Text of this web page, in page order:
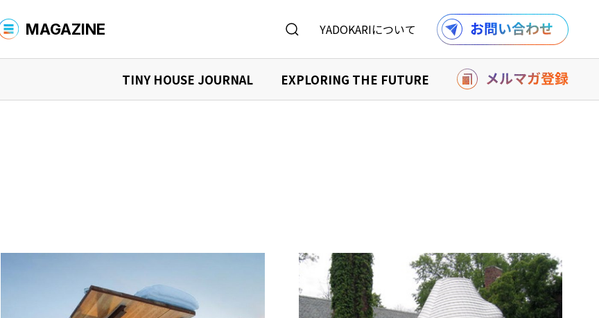
MAGAZINE YADOKARIについて
TINY HOUSE JOURNAL EXPLORING THE FUTURE
商品を探す 商品検索
宿泊施設での事例
住まいでの事例
事務所での事例
イベントでの事例
EXPLORING THE FUTURE
未来探求
記事一覧へ
YADOKARIについて